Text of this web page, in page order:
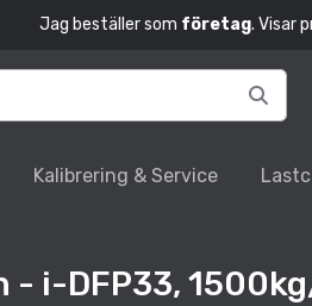
Jag beställer som företag. Visar
Kalibrering & Service
- i-DFP33,